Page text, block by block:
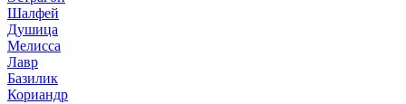
Шалфей
Душица
Мелисса
Лавр
Базилик
Кориандр